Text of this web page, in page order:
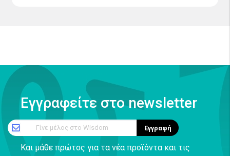
Εγγραφείτε στο newsletter
Γίνε μέλος στο Wisdom Εγγραφή
Και μάθε πρώτος για τα νέα προϊόντα και τις